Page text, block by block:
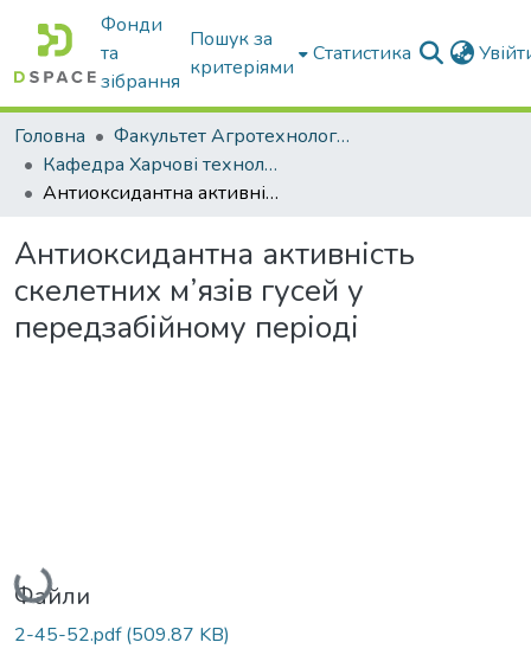
Фонди
та
зібрання
Пошук за
критеріями
Статистика
Головна
Факультет Агротехнологій та екології
Кафедра Харчові технологіі та готельно-ресторанна справа
Антиоксидантна активність скелетних м’язів гусей у передзабійному періоді
Антиоксидантна активність
скелетних м’язів гусей у
передзабійному періоді
Вантажиться...
Файли
2-45-52.pdf(509.87 KB)